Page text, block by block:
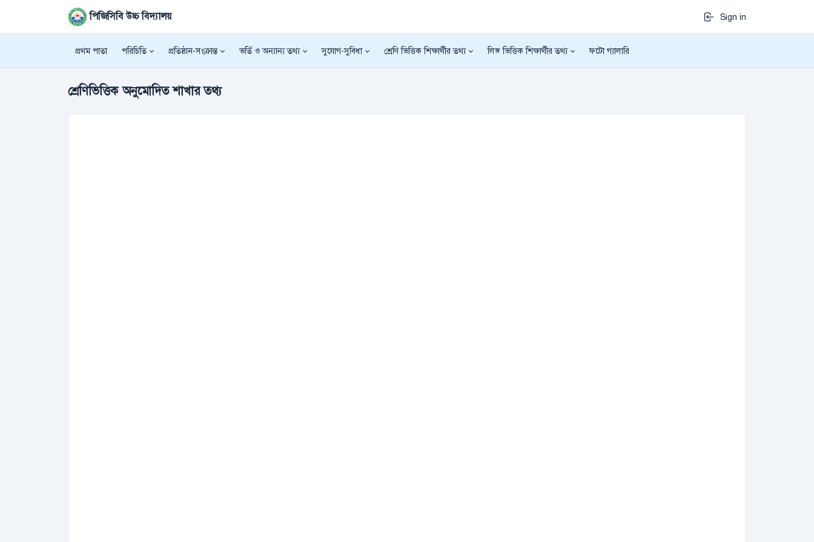
পিজিসিবি উচ্চ বিদ্যালয় Sign in
প্রথম পাতা পরিচিতি প্রতিষ্ঠান-সংক্রান্ত ভর্তি ও অন্যান্য তথ্য সুযোগ-সুবিধা শ্রেণি ভিত্তিক শিক্ষার্থীর তথ্য লিঙ্গ ভিত্তিক শিক্ষার্থীর তথ্য ফটো গ্যালারি
শ্রেণিভিত্তিক অনুমোদিত শাখার তথ্য